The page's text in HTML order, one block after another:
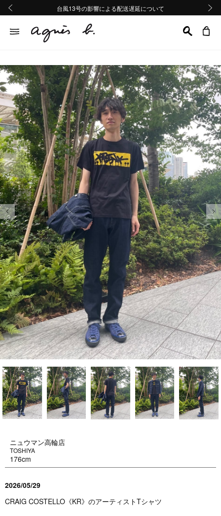
熊本地域地震の影響による配送遅延について
Summer Sale 2buy10%OFF!!
台風13号の影響による配送遅延について
熊本地域地震の影響による配送遅延について
Summer Sale 2buy10%OFF!!
前の画像 次
ニュウマン高輪店
TOSHIYA
176cm
2026/05/29
CRAIG COSTELLO《KR》のアーティストTシャツ